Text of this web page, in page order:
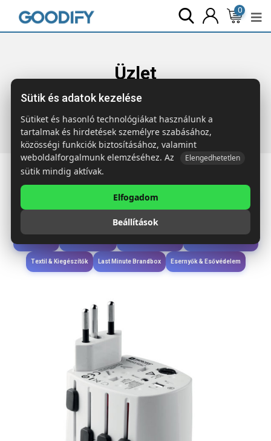
0
Üzlet
Főoldal Termékek Táskák & Utazás
PRO Világ&USB 3 pólusú
Étkezés & Ivás
Wellness & Ápolás
Textil & Kiegészítők Last Minute Brandbox Esernyők & Esővédelem
Sütik és adatok kezelése
Sütiket és hasonló technológiákat használunk a
tartalmak és hirdetések személyre szabásához,
közösségi funkciók biztosításához, valamint
weboldalforgalmunk elemzéséhez. Az
Elengedhetetlen
sütik mindig aktívak.
Elfogadom
Beállítások